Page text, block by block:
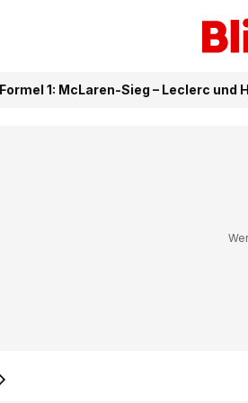
Formel 1: McLaren-Sieg – Leclerc